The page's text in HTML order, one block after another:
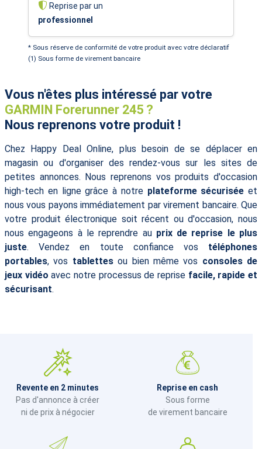
Reprise par un
professionnel
* Sous réserve de conformité de votre produit avec votre déclaratif
(1) Sous forme de virement bancaire
Vous n'êtes plus intéressé par votre
GARMIN Forerunner 245 ?
Nous reprenons votre produit !
Chez Happy Deal Online, plus besoin de se déplacer en
magasin ou d'organiser des rendez-vous sur les sites de
petites annonces. Nous reprenons vos produits d'occasion
high-tech en ligne grâce à notre plateforme sécurisée et
nous vous payons immédiatement par virement bancaire. Que
votre produit électronique soit récent ou d'occasion, nous
nous engageons à le reprendre au prix de reprise le plus
juste. Vendez en toute confiance vos téléphones
portables, vos tablettesou bien même vos consoles de
jeux vidéo avec notre processus de reprise facile, rapide et
sécurisant.
Revente en 2 minutes
Pas d'annonce à créer
ni de prix à négocier
Reprise en cash
Sous forme
de virement bancaire